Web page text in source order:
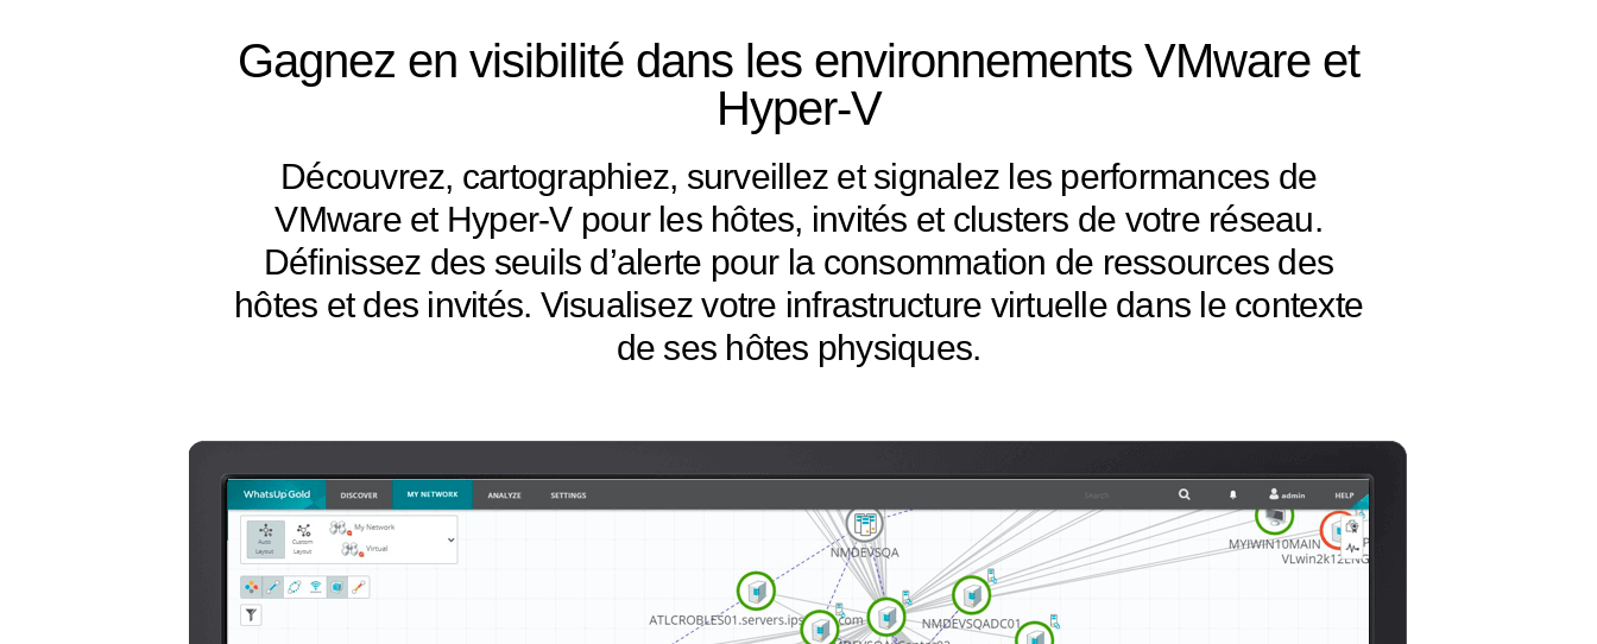
Gagnez en visibilité dans les environnements VMware et
Hyper-V
Découvrez, cartographiez, surveillez et signalez les performances de
VMware et Hyper-V pour les hôtes, invités et clusters de votre réseau.
Définissez des seuils d’alerte pour la consommation de ressources des
hôtes et des invités. Visualisez votre infrastructure virtuelle dans le contexte
de ses hôtes physiques.